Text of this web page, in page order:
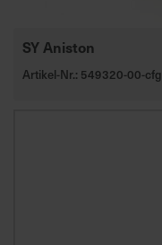
SY Aniston
Artikel-Nr.: 549320-00-cfg